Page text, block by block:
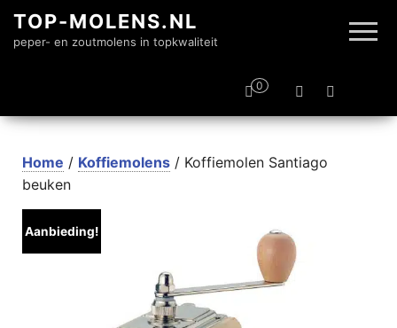
TOP-MOLENS.NL
peper- en zoutmolens in topkwaliteit
0
Home / Koffiemolens / Koffiemolen Santiago
beuken
Aanbieding!